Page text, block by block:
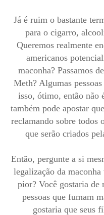
Já é ruim o bastante
para o cigarro,
Queremos realmente
americanos
maconha? Passamos
Meth? Algumas
isso, ótimo, então não
também pode apostar
reclamando sobre todos
que serão criados
Então, pergunte a si
legalização da
pior? Você gostaria de
pessoas que fumam
gostaria que seus